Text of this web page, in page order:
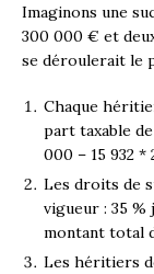
Imaginons une
300 000 € et
se déroulerait le
Chaque
part taxable
000 – 15 932 *
Les droits de
vigueur : 35 %
montant total
Les héritiers